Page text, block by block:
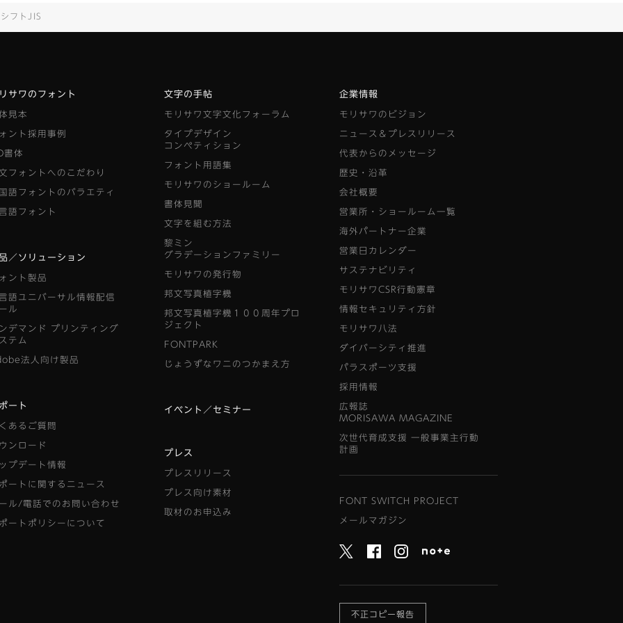
シフトJIS
サワのフォント
見本
ント採用事例
書体
フォントへのこだわり
語フォントのバラエティ
語フォント
／ソリューション
ント製品
語ユニバーサル情報配信
ル
デマンド プリンティング
テム
法人向け製品
ート
あるご質問
ンロード
プデート情報
ートに関するニュース
ル/電話でのお問い合わせ
ートポリシーについて
文字の手帖
モリサワ文字文化フォーラム
タイプデザイン
コンペティション
フォント用語集
モリサワのショールーム
書体見聞
文字を組む方法
黎ミン
グラデーションファミリー
モリサワの発行物
邦文写真植字機
邦文写真植字機１００周年プロ
ジェクト
FONTPARK
じょうずなワニのつかまえ方
イベント／セミナー
プレス
プレスリリース
プレス向け素材
取材のお申込み
企業情報
モリサワのビジョン
ニュース＆プレスリリース
代表からのメッセージ
歴史・沿革
会社概要
営業所・ショールーム一覧
海外パートナー企業
営業日カレンダー
サステナビリティ
モリサワCSR行動憲章
情報セキュリティ方針
モリサワ八法
ダイバーシティ推進
パラスポーツ支援
採用情報
広報誌
MORISAWA MAGAZINE
次世代育成支援 一般事業主行動
計画
FONT SWITCH PROJECT
メールマガジン
不正コピー報告